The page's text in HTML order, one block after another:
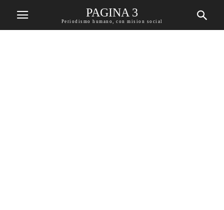
PAGINA 3
Periodismo humano, con mision social